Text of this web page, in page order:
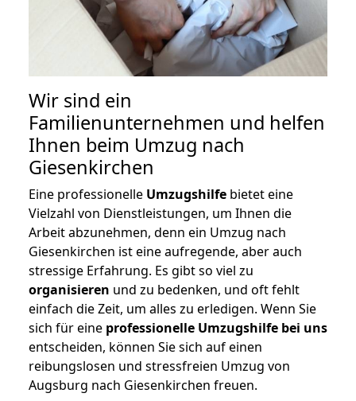
Wir sind ein
Familienunternehmen und helfen
Ihnen beim Umzug nach
Giesenkirchen
Eine professionelle Umzugshilfe bietet eine
Vielzahl von Dienstleistungen, um Ihnen die
Arbeit abzunehmen, denn ein Umzug nach
Giesenkirchen ist eine aufregende, aber auch
stressige Erfahrung. Es gibt so viel zu
organisieren und zu bedenken, und oft fehlt
einfach die Zeit, um alles zu erledigen. Wenn Sie
sich für eine professionelle Umzugshilfe bei uns
entscheiden, können Sie sich auf einen
reibungslosen und stressfreien Umzug von
Augsburg nach Giesenkirchen freuen.